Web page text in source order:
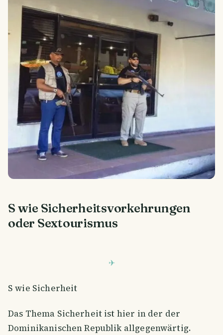
S wie Sicherheitsvorkehrungen
oder Sextourismus
S wie Sicherheit
Das Thema Sicherheit ist hier in der der
Dominikanischen Republik allgegenwärtig.